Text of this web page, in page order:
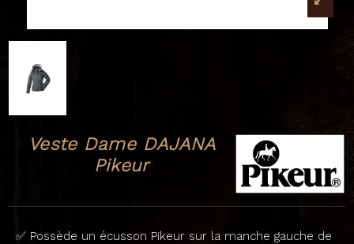
Veste Dame DAJANA
Pikeur
✅ Possède un écusson Pikeur sur la manche gauche de